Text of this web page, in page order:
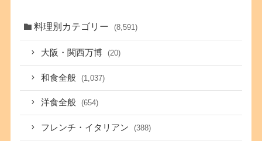
料理別カテゴリー (8,591)
大阪・関西万博 (20)
和食全般 (1,037)
洋食全般 (654)
フレンチ・イタリアン (388)